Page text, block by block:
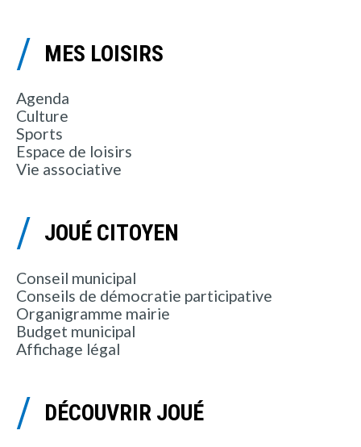
MES LOISIRS
Agenda
Culture
Sports
Espace de loisirs
Vie associative
JOUÉ CITOYEN
Conseil municipal
Conseils de démocratie participative
Organigramme mairie
Budget municipal
Affichage légal
DÉCOUVRIR JOUÉ